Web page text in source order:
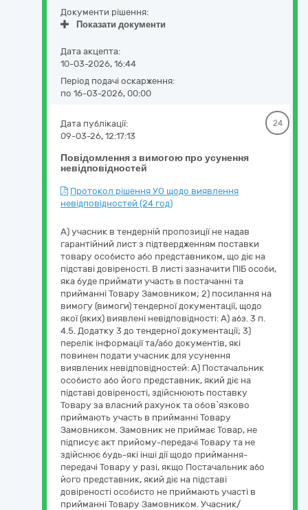
Документи рішення:
Показати документи
Дата акцепта:
10-03-2026, 16:44
Період подачі оскарження:
по 16-03-2026, 00:00
Повідомлення з вимогою про усунення
невідповідностей
Дата публікації:
09-03-26, 12:17:13
24
Протокол рішення УО щодо виявлення
невідповідностей (24 год)
А) учасник в тендерній пропозиції не надав
гарантійний лист з підтвердженням поставки
товару особисто або представником, що діє на
підставі довіреності. В листі зазначити ПІБ особи,
яка буде приймати участь в постачанні та
прийманні Товару Замовником; 2) посилання на
вимогу (вимоги) тендерної документації, щодо
якої (яких) виявлені невідповідності: А) абз. 3 п.
4.5. Додатку 3 до тендерної документації; 3)
перелік інформації та/або документів, які
повинен подати учасник для усунення
виявлених невідповідностей: А) Постачальник
особисто або його представник, який діє на
підставі довіреності, здійснюють поставку
Товару за власний рахунок та обов`язково
приймають участь в прийманні Товару
Замовником. Замовник не приймає Товар, не
підписує акт прийому-передачі Товару та не
здійснює будь-які інші дії щодо приймання-
передачі Товару у разі, якщо Постачальник або
його представник, який діє на підставі
довіреності особисто не приймають участі в
прийманні Товару Замовником. Учасник/